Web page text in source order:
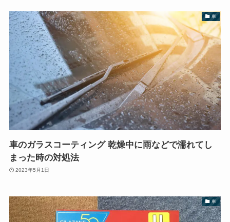
車
車のガラスコーティング 乾燥中に雨などで濡れてし
まった時の対処法
2023年5月1日
車